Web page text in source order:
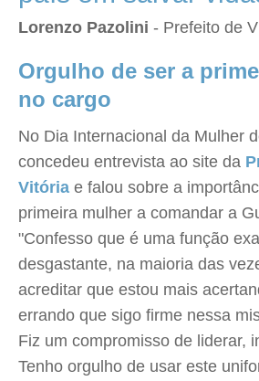
Lorenzo Pazolini - Prefeito de
Orgulho de ser a
no cargo
No Dia Internacional da Mulher
concedeu entrevista ao site da
Vitória e falou sobre a
primeira mulher a comandar a
"Confesso que é uma função
desgastante, na maioria das
acreditar que estou mais
errando que sigo firme nessa
Fiz um compromisso de liderar,
Tenho orgulho de usar este